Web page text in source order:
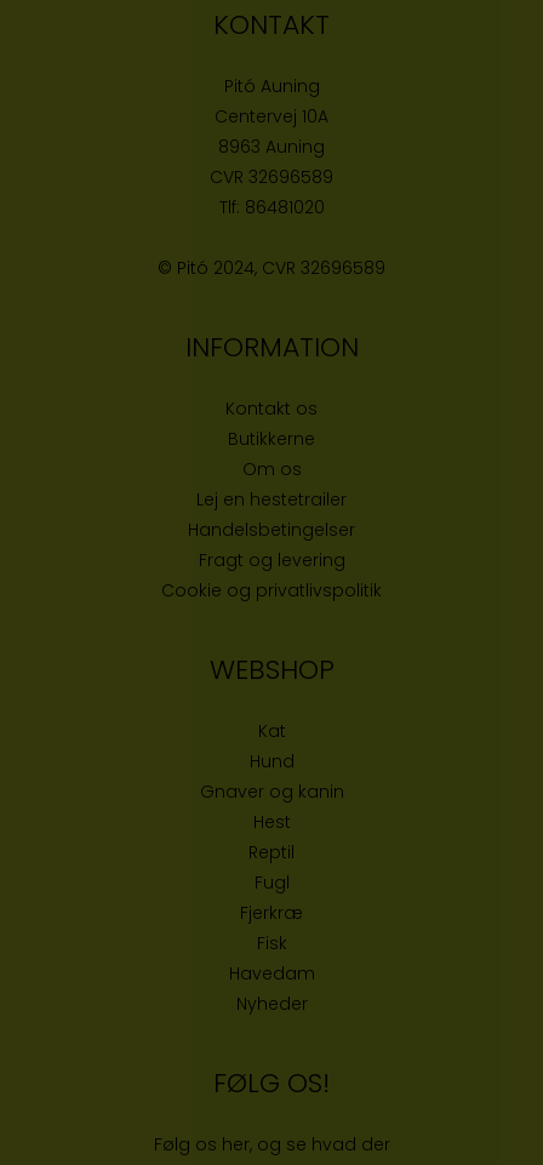
KONTAKT
Pitó Auning
Centervej 10A
8963 Auning
CVR 32696589
Tlf: 86481020
© Pitó 2024, CVR 32696589
INFORMATION
Kontakt os
Butikkerne
Om os
Lej en hestetrailer
Handelsbetingelser
Fragt og levering
Cookie og privatlivspolitik
WEBSHOP
Kat
Hund
Gnaver og kanin
Hest
Reptil
Fugl
Fjerkræ
Fisk
Havedam
Nyheder
FØLG OS!
Følg os her, og se hvad der